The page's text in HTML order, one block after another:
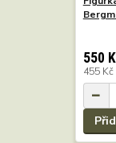
550
455 Kč